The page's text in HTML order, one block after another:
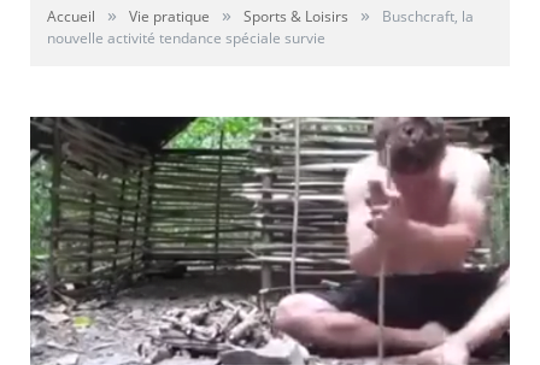
Accueil » Vie pratique » Sports & Loisirs »
Buschcraft, la
nouvelle activité tendance spéciale survie